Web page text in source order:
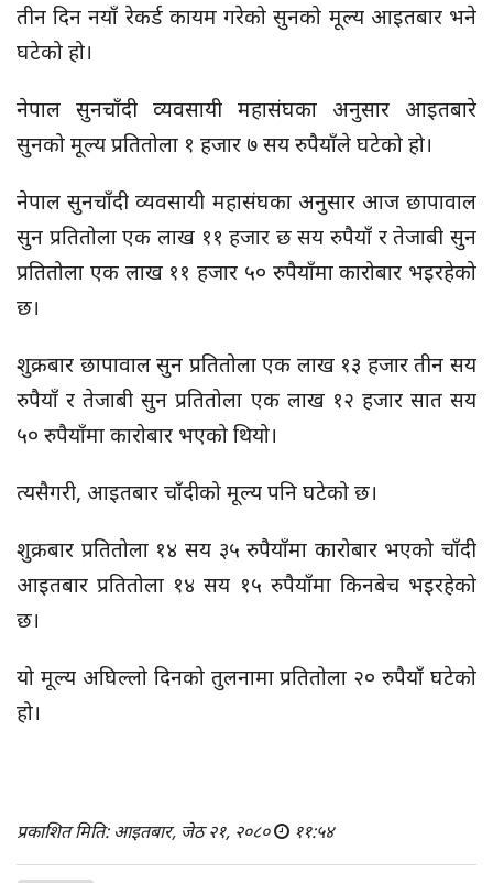
तीन दिन नयाँ रेकर्ड कायम गरेको सुनको मूल्य आइतबार भने
घटेको हो।
नेपाल सुनचाँदी व्यवसायी महासंघका अनुसार आइतबारे
सुनको मूल्य प्रतितोला १ हजार ७ सय रुपैयाँले घटेको हो।
नेपाल सुनचाँदी व्यवसायी महासंघका अनुसार आज छापावाल
सुन प्रतितोला एक लाख ११ हजार छ सय रुपैयाँ र तेजाबी सुन
प्रतितोला एक लाख ११ हजार ५० रुपैयाँमा कारोबार भइरहेको
छ।
शुक्रबार छापावाल सुन प्रतितोला एक लाख १३ हजार तीन सय
रुपैयाँ र तेजाबी सुन प्रतितोला एक लाख १२ हजार सात सय
५० रुपैयाँमा कारोबार भएको थियो।
त्यसैगरी, आइतबार चाँदीको मूल्य पनि घटेको छ।
शुक्रबार प्रतितोला १४ सय ३५ रुपैयाँमा कारोबार भएको चाँदी
आइतबार प्रतितोला १४ सय १५ रुपैयाँमा किनबेच भइरहेको
छ।
यो मूल्य अघिल्लो दिनको तुलनामा प्रतितोला २० रुपैयाँ घटेको
हो।
प्रकाशित मिति: आइतबार, जेठ २१, २०८० ११:५४